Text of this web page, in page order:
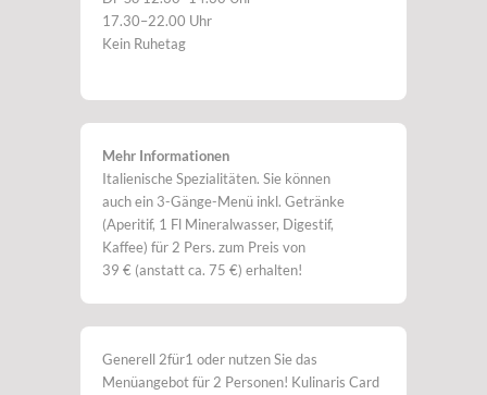
17.30–22.00 Uhr
Kein Ruhetag
Mehr Informationen
Italienische Spezialitäten. Sie können
auch ein 3-Gänge-Menü inkl. Getränke
(Aperitif, 1 Fl Mineralwasser, Digestif,
Kaffee) für 2 Pers. zum Preis von
39 € (anstatt ca. 75 €) erhalten!
Generell 2für1 oder nutzen Sie das
Menüangebot für 2 Personen! Kulinaris Card